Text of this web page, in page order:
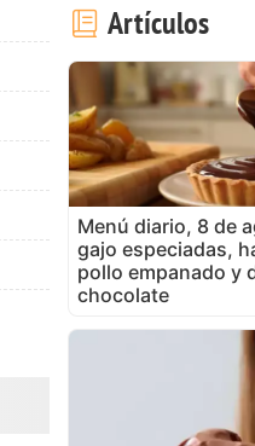
Artículos
Menú diario, 8 de
gajo especiadas,
pollo empanado y
chocolate